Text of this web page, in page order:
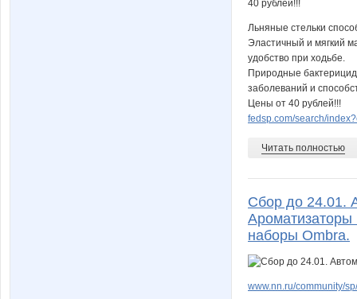
Льняные стельки
Эластичный и мягкий
удобство при ходьбе.
Природные
заболеваний и
Цены от 40 рублей!!!
fedsp.com/search/
Читать полностью
Сбор до 24.01.
Ароматизаторы
наборы Ombra.
www.nn.ru/community/